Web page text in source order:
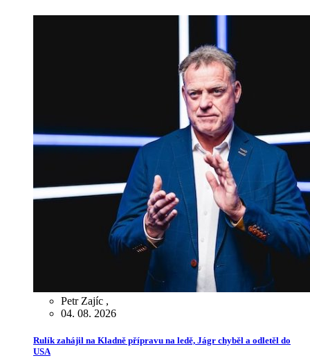
Petr Zajíc ,
04. 08. 2026
Rulík zahájil na Kladně přípravu na ledě, Jágr chyběl a odletěl do
USA